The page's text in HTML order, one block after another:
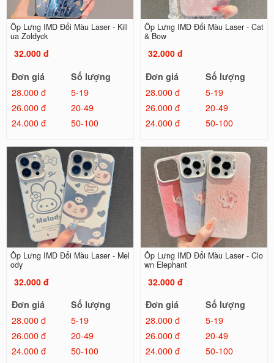
Ốp Lưng IMD Đổi Màu Laser - Kill
ua Zoldyck
32.000 đ
Đơn giá
Số lượng
28.000 đ
5-19
26.000 đ
20-49
24.000 đ
50-100
Ốp Lưng IMD Đổi Màu Laser - Cat
& Bow
32.000 đ
Đơn giá
Số lượng
28.000 đ
5-19
26.000 đ
20-49
24.000 đ
50-100
Ốp Lưng IMD Đổi Màu Laser - Mel
ody
32.000 đ
Đơn giá
Số lượng
28.000 đ
5-19
26.000 đ
20-49
24.000 đ
50-100
Ốp Lưng IMD Đổi Màu Laser - Clo
wn Elephant
32.000 đ
Đơn giá
Số lượng
28.000 đ
5-19
26.000 đ
20-49
24.000 đ
50-100